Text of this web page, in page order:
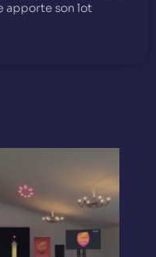
apporte son lot